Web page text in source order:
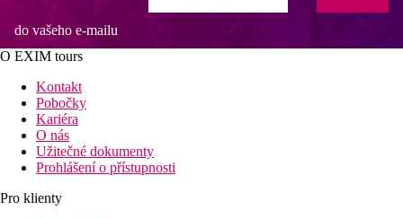
do vašeho e-mailu
O EXIM tours
Kontakt
Pobočky
Kariéra
O nás
Užitečné dokumenty
Prohlášení o přístupnosti
Pro klienty